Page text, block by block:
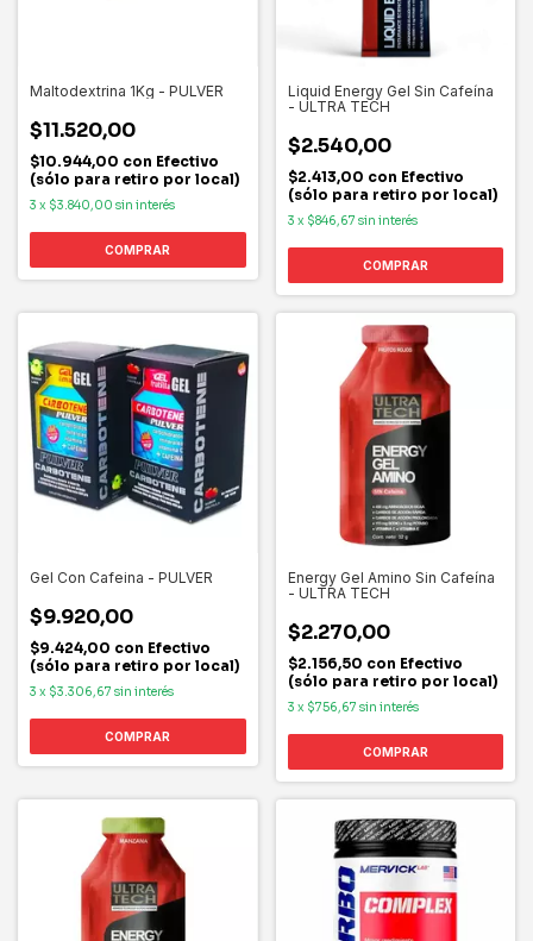
Maltodextrina 1Kg - PULVER
$11.520,00
$10.944,00 con Efectivo
(sólo para retiro por local)
3 x $3.840,00 sin interés
Liquid Energy Gel Sin Cafeína
- ULTRA TECH
$2.540,00
$2.413,00 con Efectivo
(sólo para retiro por local)
3 x $846,67 sin interés
COMPRAR
Gel Con Cafeina - PULVER
$9.920,00
$9.424,00 con Efectivo
(sólo para retiro por local)
3 x $3.306,67 sin interés
COMPRAR
Energy Gel Amino Sin Cafeína
- ULTRA TECH
$2.270,00
$2.156,50 con Efectivo
(sólo para retiro por local)
3 x $756,67 sin interés
COMPRAR